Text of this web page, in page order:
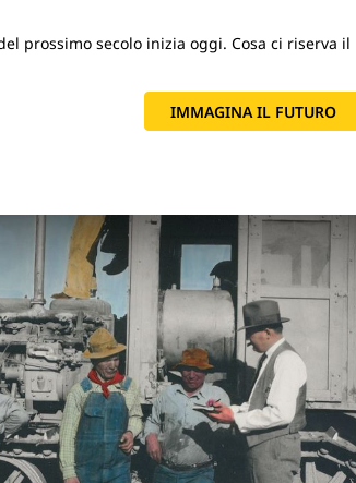
prossimo secolo inizia oggi. Cosa ci riserva il
IMMAGINA IL FUTURO